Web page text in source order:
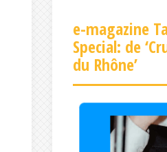
e-magazine
Special: de
du Rhône’